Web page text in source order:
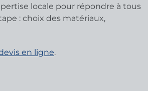
locale pour répondre à tous
: choix des matériaux,
en ligne.